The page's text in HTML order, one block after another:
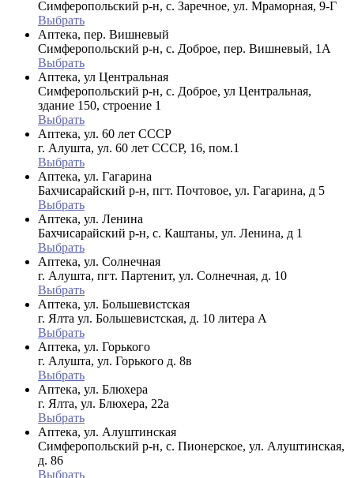
Симферопольский р-н, с. Заречное, ул. Мраморная, 9-Г
Выбрать
Аптека, пер. Вишневый
Симферопольский р-н, с. Доброе, пер. Вишневый, 1А
Выбрать
Аптека, ул Центральная
Симферопольский р-н, с. Доброе, ул Центральная,
здание 150, строение 1
Выбрать
Аптека, ул. 60 лет СССР
г. Алушта, ул. 60 лет СССР, 16, пом.1
Выбрать
Аптека, ул. Гагарина
Бахчисарайский р-н, пгт. Почтовое, ул. Гагарина, д 5
Выбрать
Аптека, ул. Ленина
Бахчисарайский р-н, с. Каштаны, ул. Ленина, д 1
Выбрать
Аптека, ул. Солнечная
г. Алушта, пгт. Партенит, ул. Солнечная, д. 10
Выбрать
Аптека, ул. Большевистская
г. Ялта ул. Большевистская, д. 10 литера А
Выбрать
Аптека, ул. Горького
г. Алушта, ул. Горького д. 8в
Выбрать
Аптека, ул. Блюхера
г. Ялта, ул. Блюхера, 22а
Выбрать
Аптека, ул. Алуштинская
Симферопольский р-н, с. Пионерское, ул. Алуштинская,
д. 86
Выбрать